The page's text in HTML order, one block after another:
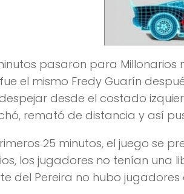
pasaron para
el mismo Fredy Guarín
desde el costado
remató de distancia y así
25 minutos, el juego se
los jugadores no tenían una
del Pereira no hubo